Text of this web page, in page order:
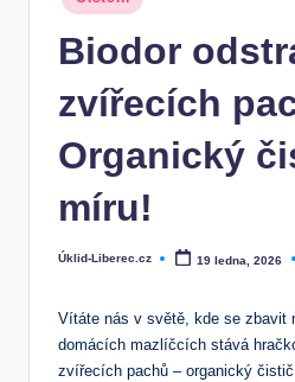
in
Biodor
zvířecích
Organický
míru!
Posted
Úklid-Liberec.cz 19 ledna, 2026
Vítáte nás v světě, kde se zbavit
domácích mazlíčcích stává
zvířecích pachů – organický